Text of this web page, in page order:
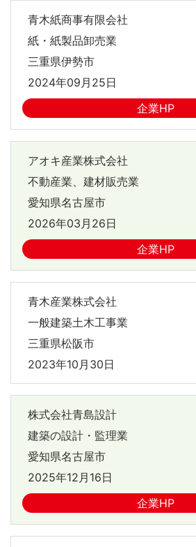
青木紙商事有限会社
紙・紙製品卸売業
三重県伊勢市
2024年09月25日
企業HP
アオキ産業株式会社
不動産業、建材販売業
愛知県名古屋市
2026年03月26日
企業HP
青木産業株式会社
一般建築土木工事業
三重県松阪市
2023年10月30日
株式会社青島設計
建築の設計・監理業
愛知県名古屋市
2025年12月16日
企業HP